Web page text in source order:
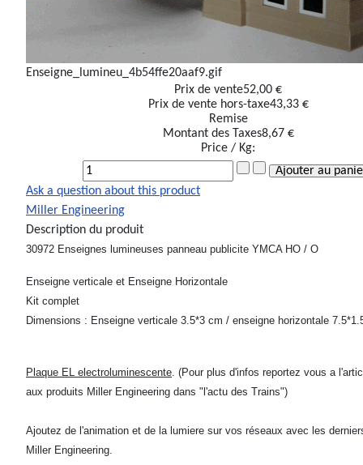
Enseigne_lumineu_4b54ffe20aaf9.gif
Prix ​​de vente52,00 €
Prix de vente hors-taxe43,33 €
Remise
Montant des Taxes8,67 €
Price / Kg:
Ask a question about this product
Miller Engineering
Description du produit
30972 Enseignes lumineuses panneau publicite YMCA HO / O
Enseigne verticale et Enseigne Horizontale
Kit complet
Dimensions : Enseigne verticale 3.5*3 cm / enseigne horizontale
Plaque EL electroluminescente . (Pour plus d'infos reportez vous a
aux produits Miller Engineering dans "l'actu des Trains")
Ajoutez de l'animation et de la lumiere sur vos réseaux avec les
Miller Engineering.